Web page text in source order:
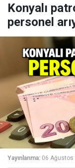
Konyalı
personel
Yayınlanma: 06 Ağustos